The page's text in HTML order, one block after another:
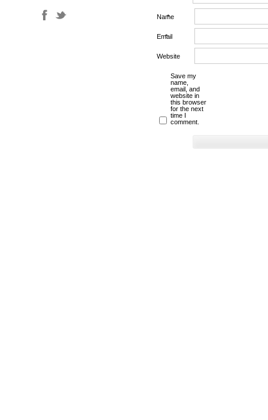
Name
*
Email
*
Website
Save my
name,
email, and
website in
this browser
for the next
time I
comment.